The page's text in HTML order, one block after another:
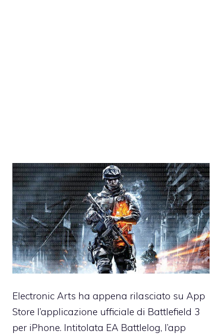
Electronic Arts ha appena rilasciato su App
Store l’applicazione ufficiale di Battlefield 3
per iPhone. Intitolata EA Battlelog, l’app